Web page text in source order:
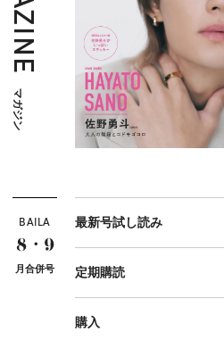
マガジン
BAILA
8・9
月合併号
最新号試し読み
定期購読
購入